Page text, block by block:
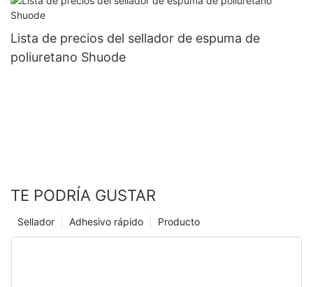
Lista de precios del sellador de espuma de
poliuretano Shuode
TE PODRÍA GUSTAR
Producto
Adhesivo rápido
Sellador